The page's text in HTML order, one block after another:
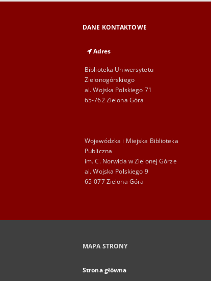
DANE KONTAKTOWE
Adres
Biblioteka Uniwersytetu
Zielonogórskiego
al. Wojska Polskiego 71
65-762 Zielona Góra
Wojewódzka i Miejska Biblioteka
Publiczna
im. C. Norwida w Zielonej Górze
al. Wojska Polskiego 9
65-077 Zielona Góra
MAPA STRONY
Strona główna